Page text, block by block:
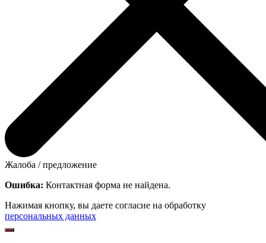
Жалоба / предложение
Ошибка: Контактная форма не найдена.
Нажимая кнопку, вы даете согласие на обработку
персональных данных